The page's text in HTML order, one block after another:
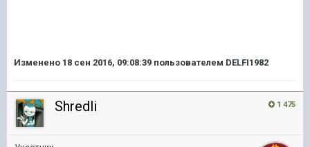
Изменено 18 сен 2016, 09:08:39 пользователем DELFI1982
1 475
Shredli